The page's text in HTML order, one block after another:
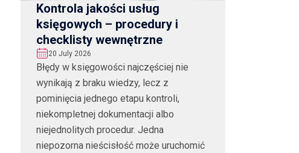
Kontrola jakości usług
księgowych – procedury i
checklisty wewnętrzne
20 July 2026
Błędy w księgowości najczęściej nie
wynikają z braku wiedzy, lecz z
pominięcia jednego etapu kontroli,
niekompletnej dokumentacji albo
niejednolitych procedur. Jedna
niepozorna nieścisłość może uruchomić